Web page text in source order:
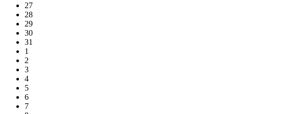
27
28
29
30
31
1
2
3
4
5
6
7